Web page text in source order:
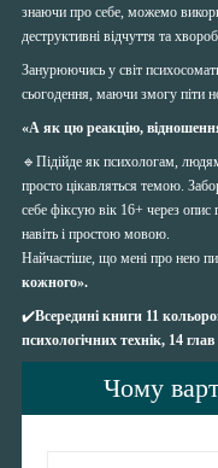
знаючи про себе, можемо
деструктивні відчуття та
Занурюючись у світ
сьогодення, маючи змогу піти
«А як цю реакцію,
🔹Підійде як психологам,
просто цікавляться темою.
себе фіксую вік 16+ через опис
навіть і простою мовою.
Найчастіше, що мені про нею
кожного».
✔️Всередині книги 11
психологічних технік, 14
Чому